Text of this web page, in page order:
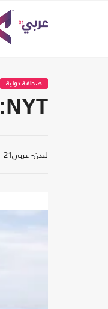
صحافة دولية
NYT: إيران تحكم قبضتها على الملاحة في مضيق هرمز
لندن- عربي21